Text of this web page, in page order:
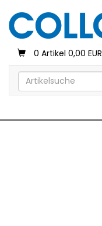
0 Artikel 0,00 EUR